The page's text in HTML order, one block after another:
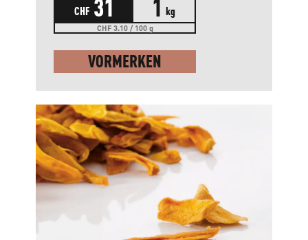
CHF 31 1 kg
CHF 3.10 / 100 g
VORMERKEN